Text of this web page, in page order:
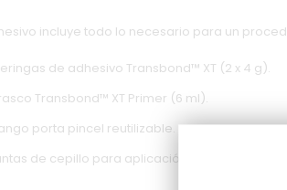
incluye todo lo necesario para un
de adhesivo Transbond™ XT (2 x 4 g).
Transbond™ XT Primer (6 ml).
porta pincel reutilizable.
de cepillo para aplicación del primer.